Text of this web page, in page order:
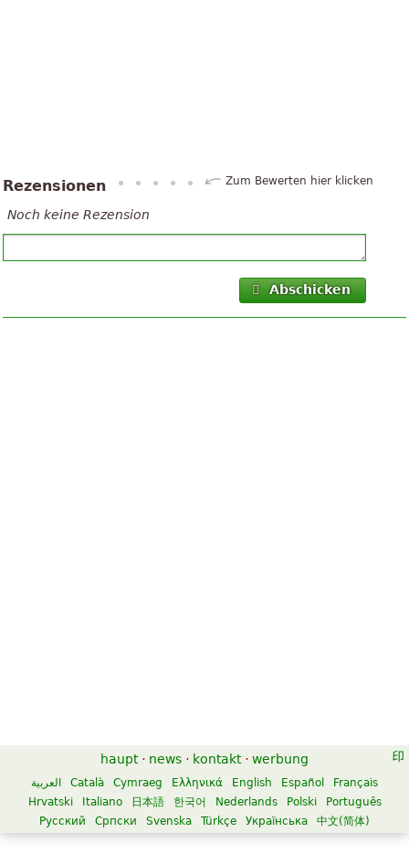
Rezensionen Zum Bewerten hier klicken
Noch keine Rezension
Abschicken
haupt · news · kontakt · werbung
العربية Català Cymraeg Ελληνικά English Español
Français
Hrvatski
Italiano 日本語 한국어 Nederlands Polski
Português
Русский
Српски Svenska Türkçe Українська 中文(简体)